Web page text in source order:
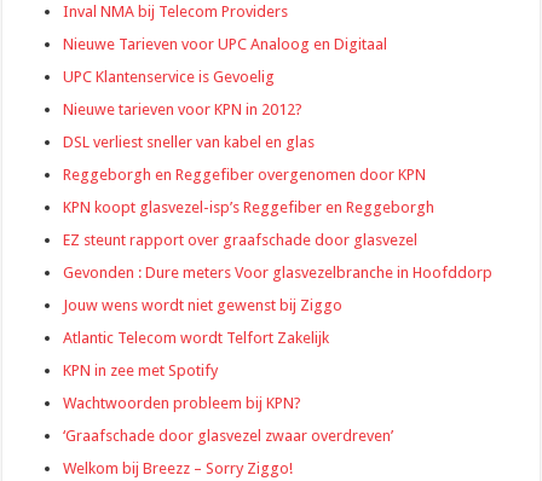
Inval NMA bij Telecom Providers
Nieuwe Tarieven voor UPC Analoog en Digitaal
UPC Klantenservice is Gevoelig
Nieuwe tarieven voor KPN in 2012?
DSL verliest sneller van kabel en glas
Reggeborgh en Reggefiber overgenomen door KPN
KPN koopt glasvezel-isp’s Reggefiber en Reggeborgh
EZ steunt rapport over graafschade door glasvezel
Gevonden : Dure meters Voor glasvezelbranche in Hoofddorp
Jouw wens wordt niet gewenst bij Ziggo
Atlantic Telecom wordt Telfort Zakelijk
KPN in zee met Spotify
Wachtwoorden probleem bij KPN?
‘Graafschade door glasvezel zwaar overdreven’
Welkom bij Breezz – Sorry Ziggo!